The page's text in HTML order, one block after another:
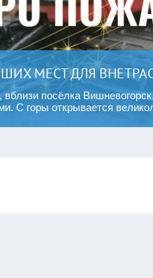
МЕСТ ДЛЯ
вблизи посёлка
С горы открывается